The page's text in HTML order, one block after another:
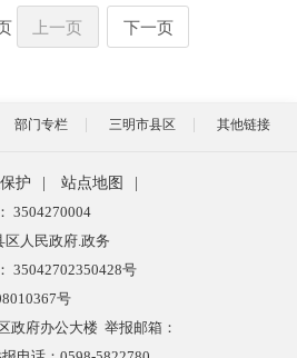
上一页 下一页
部门专栏 三明市县区 其他链接
护 站点地图
3504270004
人民政府.政务
35042702350428号
号
政府办公大楼 举报邮箱：